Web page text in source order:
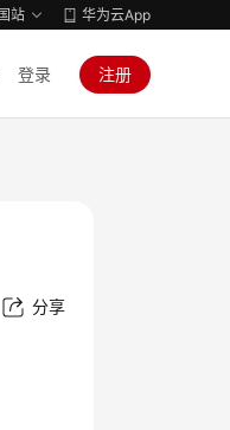
站 华为云App
登录 注册
分享